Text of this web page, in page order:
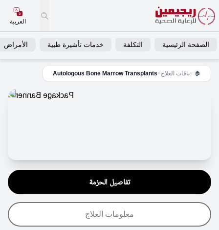
العربية
الصفحة الرئيسية التكلفة خدمات تأشيرة طبية الأمراض
🏠
>باقات العلاج>
Autologous Bone Marrow Transplants
تفاصيل الحزمة
معلومات العلاج